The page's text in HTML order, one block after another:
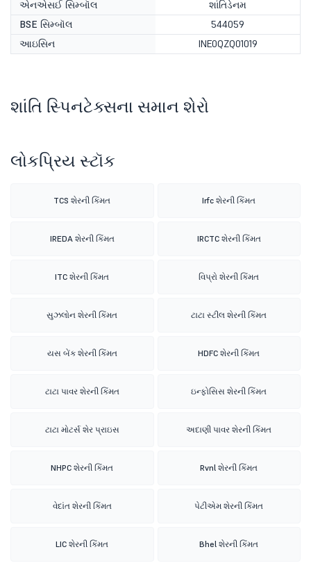
એનએસઈ સિમ્બૉલ
શાંતિડેનમ
BSE સિમ્બૉલ
544059
આઇસિન
INE0QZQ01019
શાંતિ સ્પિનટેક્સના સમાન શેરો
લોકપ્રિય સ્ટૉક
TCS શેરની કિંમત Irfc શેરની કિંમત
IREDA શેરની કિંમત IRCTC શેરની કિંમત
ITC શેરની કિંમત વિપ્રો શેરની કિંમત
સુઝલોન શેરની કિંમત ટાટા સ્ટીલ શેરની કિંમત
યસ બેંક શેરની કિંમત HDFC શેરની કિંમત
ટાટા પાવર શેરની કિંમત ઇન્ફોસિસ શેરની કિંમત
ટાટા મોટર્સ શેર પ્રાઇસ અદાણી પાવર શેરની કિંમત
NHPC શેરની કિંમત Rvnl શેરની કિંમત
વેદાંત શેરની કિંમત પેટીએમ શેરની કિંમત
LIC શેરની કિંમત Bhel શેરની કિંમત